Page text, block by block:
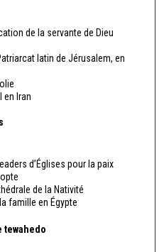
de la servante de Dieu
latin de Jérusalem, en
en Iran
d’Églises pour la paix
de la Nativité
famille en Égypte
tewahedo